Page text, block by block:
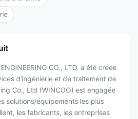
CO., LTD. a été créée
d'ingénierie et de traitement de
Co., Ltd (WINCOO) est engagée
solutions/équipements les plus
les fabricants, les entreprises